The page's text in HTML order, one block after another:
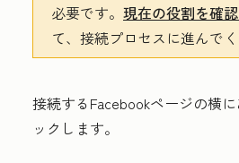
必要です。 現在の役割を確
て、接続プロセスに進んでく
接続するFacebookページの横に
ックします。